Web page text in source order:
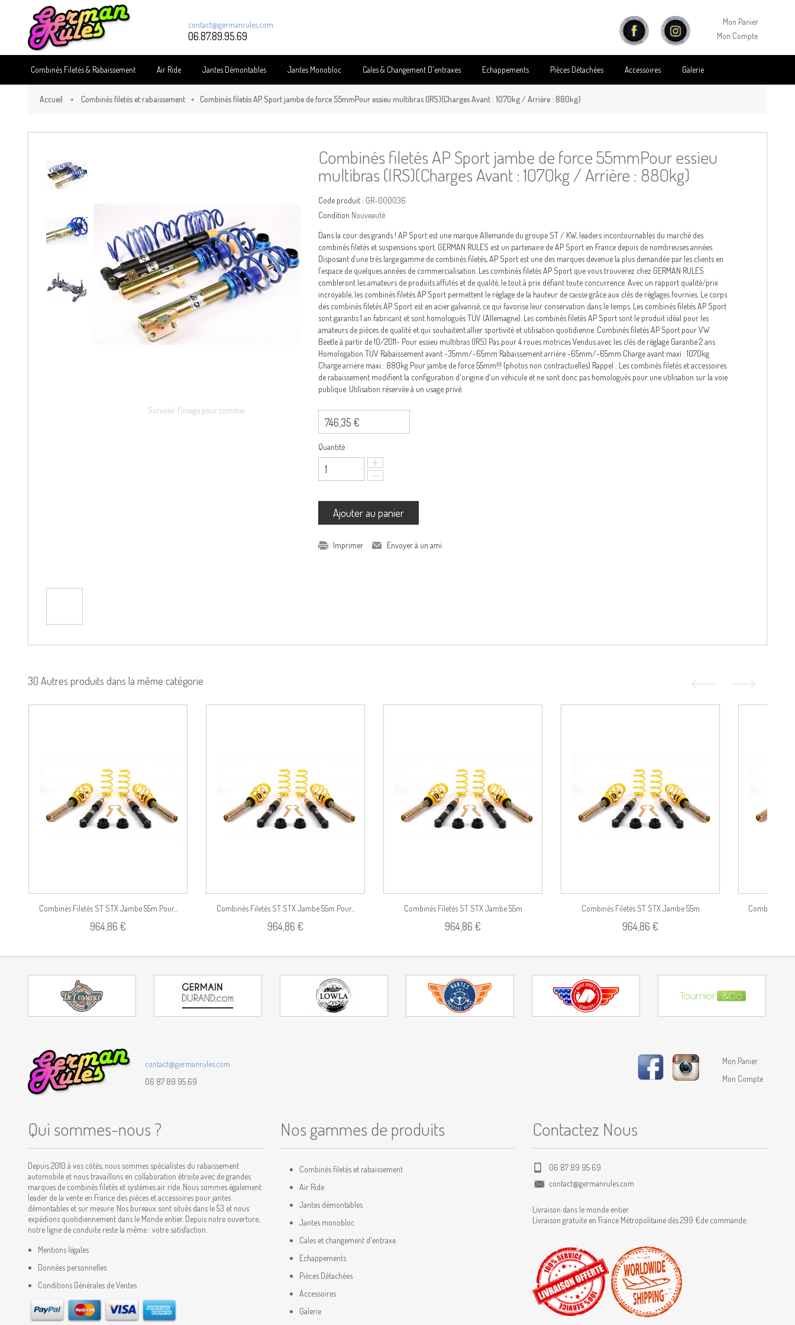
contact@germanrules.com
06.87.89.95.69
Mon Panier
Mon Compte
Combinés Filetés & Rabaissement Air Ride Jantes Démontables Jantes Monobloc Cales & Changement D'entraxes Echappements Pièces Détachées Accessoires Galerie
Accueil Combinés filetés et rabaissement Combinés filetés AP Sport jambe de force 55mmPour essieu multibras (IRS)(Charges Avant : 1070kg / Arrière : 880kg)
Survoler l'image pour zommer
Combinés filetés AP Sport jambe de force 55mmPour essieu
multibras (IRS)(Charges Avant : 1070kg / Arrière : 880kg)
Code produit : GR-000036
Condition Nouveauté
Dans la cour des grands ! AP Sport est une marque Allemande du groupe ST / KW, leaders incontournables du marché des
combinés filetés et suspensions sport. GERMAN RULES est un partenaire de AP Sport en France depuis de nombreuses années.
Disposant d’une très large gamme de combinés filetés, AP Sport est une des marques devenue la plus demandée par les clients en
l’espace de quelques années de commercialisation. Les combinés filetés AP Sport que vous trouverez chez GERMAN RULES
combleront les amateurs de produits affutés et de qualité, le tout à prix défiant toute concurrence. Avec un rapport qualité/prix
incroyable, les combinés filetés AP Sport permettent le réglage de la hauteur de caisse grâce aux clés de réglages fournies. Le corps
des combinés filetés AP Sport est en acier galvanisé, ce qui favorise leur conservation dans le temps. Les combinés filetés AP Sport
sont garantis 1 an fabricant et sont homologués TÜV (Allemagne). Les combinés filetés AP Sport sont le produit idéal pour les
amateurs de pièces de qualité et qui souhaitent allier sportivité et utilisation quotidienne. Combinés filetés AP Sport pour VW
Beetle à partir de 10/2011- Pour essieu multibras (IRS) Pas pour 4 roues motrices Vendus avec les clés de réglage Garantie 2 ans
Homologation TÜV Rabaissement avant -35mm/-65mm Rabaissement arrière -65mm/-65mm Charge avant maxi : 1070kg
Charge arrière maxi : 880kg Pour jambe de force 55mm!!! (photos non contractuelles) Rappel : Les combinés filetés et accessoires
de rabaissement modifient la configuration d'origine d'un véhicule et ne sont donc pas homologués pour une utilisation sur la voie
publique. Utilisation réservée à un usage privé.
746,35 €
Quantité :
Ajouter au panier
Imprimer Envoyer à un ami
30 Autres produits dans la même catégorie
Combinés Filetés ST STX Jambe 55m Pour...
964,86 €
Combinés Filetés ST STX Jambe 55m Pour...
964,86 €
Voir le produit
Combinés Filetés ST STX Jambe 55m
(Charges...
964,86 €
Voir le produit
Combinés Filetés ST STX Jambe 55m
(Charges...
964,86 €
Voir le produit
Combinés
Voir le produit
contact@germanrules.com
06 87 89 95 69
Mon Panier
Mon Compte
Qui sommes-nous ?
Depuis 2010 à vos côtés, nous sommes spécialistes du rabaissement
automobile et nous travaillons en collaboration étroite avec de grandes
marques de combinés filetés et systèmes air ride. Nous sommes également
leader de la vente en France des pièces et accessoires pour jantes
démontables et sur mesure. Nos bureaux sont situés dans le 53 et nous
expédions quotidiennement dans le Monde entier. Depuis notre ouverture,
notre ligne de conduite reste la même : votre satisfaction.
Mentions légales
Données personnelles
Conditions Générales de Ventes
Nos gammes de produits
Combinés filetés et rabaissement
Air Ride
Jantes démontables
Jantes monobloc
Cales et changement d'entraxe
Echappements
Pièces Détachées
Accessoires
Galerie
Contactez Nous
06 87 89 95 69
contact@germanrules.com
Livraison dans le monde entier.
Livraison gratuite en France Métropolitaine dès 299 €de commande.